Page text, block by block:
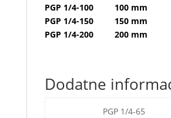
PGP 1/4-100 100
PGP 1/4-150 150
PGP 1/4-200 200
Dodatne
PGP 1/4-65